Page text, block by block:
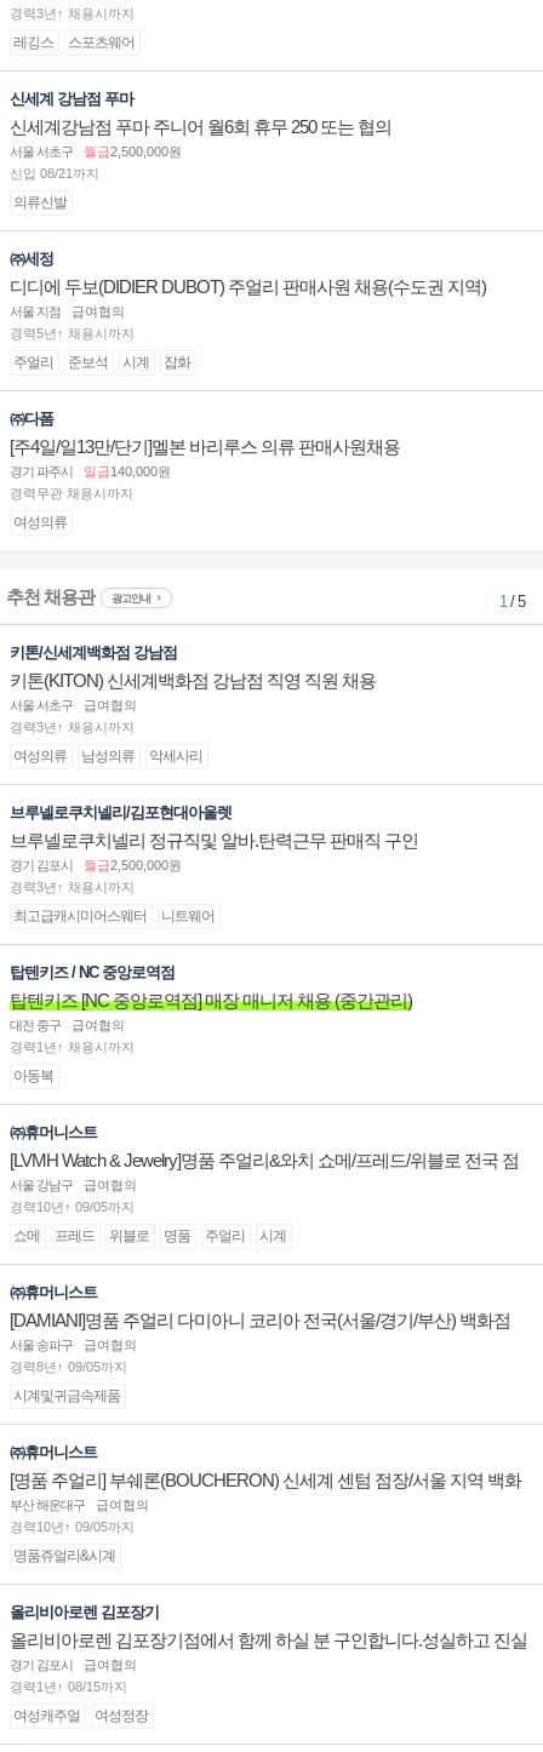
경력3년↑ 채용시까지
레깅스 스포츠웨어
신세계 강남점 푸마
신세계강남점 푸마 주니어 월6회 휴무 250 또는 협의
서울 서초구 월급2,500,000원
신입 08/21까지
의류신발
㈜세정
디디에 두보(DIDIER DUBOT) 주얼리 판매사원 채용(수도권 지역)
서울 지점
급여협의
경력5년↑ 채용시까지
주얼리 준보석 시계 잡화
㈜다폼
[주4일/일13만/단기]멜본 바리루스 의류 판매사원채용
경기 파주시 일급140,000원
경력무관 채용시까지
여성의류
추천 채용관 광고안내 1/ 5
키톤/신세계백화점 강남점
키톤(KITON) 신세계백화점 강남점 직영 직원 채용
서울 서초구
급여협의
경력3년↑ 채용시까지
여성의류 남성의류 악세사리
브루넬로쿠치넬리/김포현대아울렛
브루넬로쿠치넬리 정규직및 알바.탄력근무 판매직 구인
경기 김포시 월급2,500,000원
경력3년↑ 채용시까지
최고급캐시미어스웨터 니트웨어
탑텐키즈 / NC 중앙로역점
탑텐키즈 [NC 중앙로역점] 매장 매니저 채용 (중간관리)
대전 중구
급여협의
경력1년↑ 채용시까지
아동복
㈜휴머니스트
[LVMH Watch & Jewelry]명품 주얼리&와치 쇼메/프레드/위블로 전국 점
장/부점장/판매사원 채용
서울 강남구
급여협의
경력10년↑ 09/05까지
쇼메 프레드 위블로 명품 주얼리 시계
㈜휴머니스트
[DAMIANI]명품 주얼리 다미아니 코리아 전국(서울/경기/부산) 백화점
부점장/판매사원 채용
서울 송파구
급여협의
경력8년↑ 09/05까지
시계및귀금속제품
㈜휴머니스트
[명품 주얼리] 부쉐론(BOUCHERON) 신세계 센텀 점장/서울 지역 백화
점 판매사원 채용
부산 해운대구
급여협의
경력10년↑ 09/05까지
명품쥬얼리&시계
올리비아로렌 김포장기
올리비아로렌 김포장기점에서 함께 하실 분 구인합니다.성실하고 진실
된 마음 하나면 됩니다.
경기 김포시
급여협의
경력1년↑ 08/15까지
여성캐주얼 여성정장